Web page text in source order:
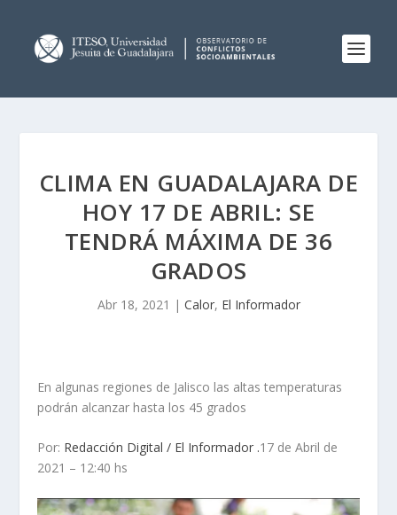
CLIMA EN GUADALAJARA DE
HOY 17 DE ABRIL: SE
TENDRÁ MÁXIMA DE 36
GRADOS
Abr 18, 2021 | Calor, El Informador
En algunas regiones de Jalisco las altas temperaturas
podrán alcanzar hasta los 45 grados
Por: Redacción Digital / El Informador .17 de Abril de
2021 – 12:40 hs